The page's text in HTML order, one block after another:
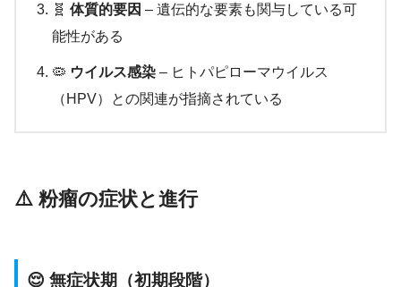
🧬 体質的要因 – 遺伝的な要素も関与している可
能性がある
🦠 ウイルス感染 – ヒトパピローマウイルス
（HPV）との関連が指摘されている
⚠️ 粉瘤の症状と進行
😌 無症状期（初期段階）